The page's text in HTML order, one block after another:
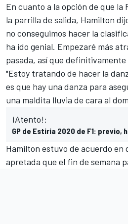
En cuanto a la opción de que la
la parrilla de salida, Hamilton
no conseguimos hacer la
ha ido genial. Empezaré más
pasada, así que
"Estoy tratando de hacer la
es que hay una danza para
una maldita lluvia de cara al
¡Atento!:
GP de Estiria 2020 de F1: previo,
Hamilton estuvo de acuerdo en
apretada que el fin de semana